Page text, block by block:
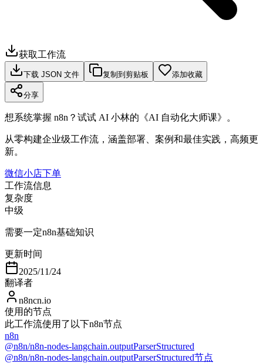
获取工作流
下载 JSON 文件 复制到剪贴板 添加收藏
分享
想系统掌握 n8n？试试 AI 小林的《AI 自动化大师课》。
从零构建企业级工作流，涵盖部署、案例和最佳实践，高频更
新。
微信小店下单
工作流信息
复杂度
中级
需要一定n8n基础知识
更新时间
2025/11/24
翻译者
n8ncn.io
使用的节点
此工作流使用了以下n8n节点
n8n
@n8n/n8n-nodes-langchain.outputParserStructured
@n8n/n8n-nodes-langchain.outputParserStructured节点